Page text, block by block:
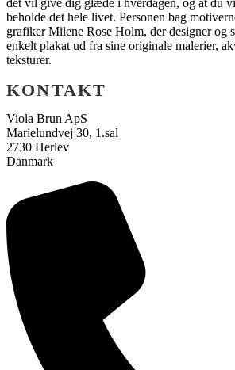
beholde det hele livet. Personen bag
grafiker Milene Rose Holm, der designer og
enkelt plakat ud fra sine originale malerier,
teksturer.
KONTAKT
Viola Brun ApS
Marielundvej 30, 1.sal
2730 Herlev
Danmark